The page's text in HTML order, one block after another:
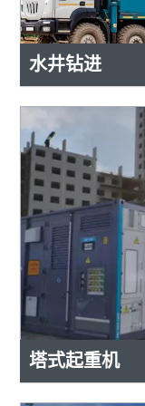
水井钻进
塔式起重机